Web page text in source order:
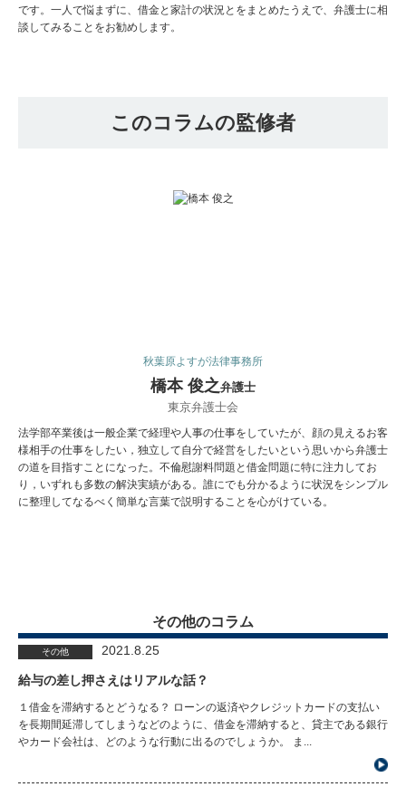
です。一人で悩まずに、借金と家計の状況とをまとめたうえで、弁護士に相
談してみることをお勧めします。
このコラムの監修者
秋葉原よすが法律事務所
橋本 俊之弁護士
東京弁護士会
法学部卒業後は一般企業で経理や人事の仕事をしていたが、顔の見えるお客
様相手の仕事をしたい，独立して自分で経営をしたいという思いから弁護士
の道を目指すことになった。不倫慰謝料問題と借金問題に特に注力してお
り，いずれも多数の解決実績がある。誰にでも分かるように状況をシンプル
に整理してなるべく簡単な言葉で説明することを心がけている。
その他のコラム
その他 2021.8.25
給与の差し押さえはリアルな話？
１借金を滞納するとどうなる？ ローンの返済やクレジットカードの支払い
を長期間延滞してしまうなどのように、借金を滞納すると、貸主である銀行
やカード会社は、どのような行動に出るのでしょうか。 ま...